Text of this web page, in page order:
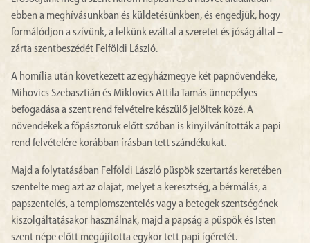
ebben a meghívásunkban és küldetésünkben, és engedjük, hogy
formálódjon a szívünk, a lelkünk ezáltal a szeretet és jóság által –
zárta szentbeszédét Felföldi László.
A homília után következett az egyházmegye két papnövendéke,
Mihovics Szebasztián és Miklovics Attila Tamás ünnepélyes
befogadása a szent rend felvételre készülő jelöltek közé. A
növendékek a főpásztoruk előtt szóban is kinyilvánították a papi
rend felvételére korábban írásban tett szándékukat.
Majd a folytatásában Felföldi László püspök szertartás keretében
szentelte meg azt az olajat, melyet a keresztség, a bérmálás, a
papszentelés, a templomszentelés vagy a betegek szentségének
kiszolgáltatásakor használnak, majd a papság a püspök és Isten
szent népe előtt megújította egykor tett papi ígéretét.